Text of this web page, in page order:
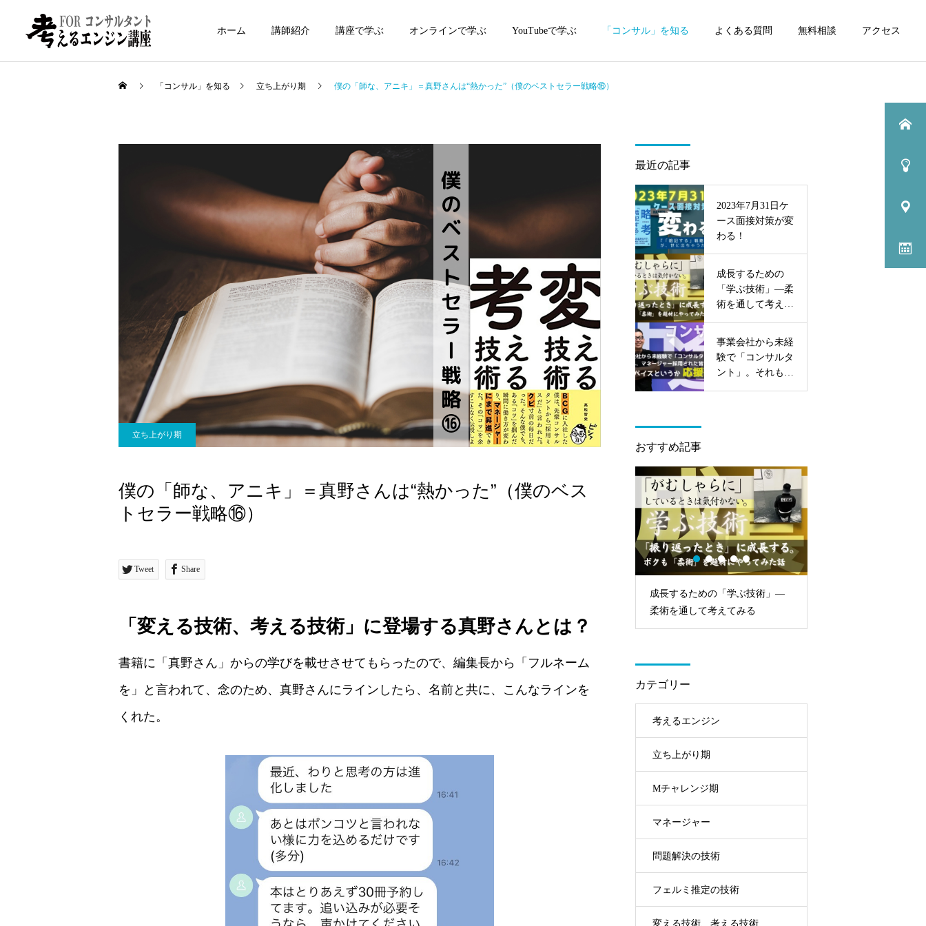
ホーム 講師紹介 講座で学ぶ オンラインで学ぶ YouTubeで学ぶ 「コンサル」を知る よくある質問 無料相談 アクセス
「コンサル」を知る 立ち上がり期 僕の「師な、アニキ」＝真野さんは“熱かった”（僕のベストセラー戦略⑯）
立ち上がり期
僕の「師な、アニキ」＝真野さんは“熱かった”（僕のベス
トセラー戦略⑯）
Tweet Share
「変える技術、考える技術」に登場する真野さんとは？
書籍に「真野さん」からの学びを載せさせてもらったので、編集長から「フルネーム
を」と言われて、念のため、真野さんにラインしたら、名前と共に、こんなラインを
くれた。
最近の記事
2023年7月31日ケ
ース面接対策が変
わる！
成長するための
「学ぶ技術」—柔
術を通して考えて
事業会社から未経
験で「コンサルタ
ント」。それも、
おすすめ記事
るのにも議論にも。
成長するための「学ぶ技術」—
柔術を通して考えてみる
カテゴリー
考えるエンジン
立ち上がり期
Mチャレンジ期
マネージャー
問題解決の技術
フェルミ推定の技術
変える技術、考える技術